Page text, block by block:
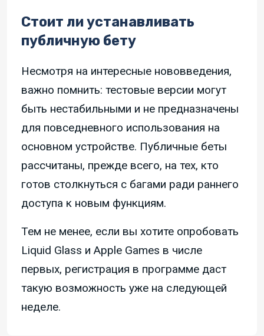
Стоит ли устанавливать
публичную бету
Несмотря на интересные нововведения,
важно помнить: тестовые версии могут
быть нестабильными и не предназначены
для повседневного использования на
основном устройстве. Публичные беты
рассчитаны, прежде всего, на тех, кто
готов столкнуться с багами ради раннего
доступа к новым функциям.
Тем не менее, если вы хотите опробовать
Liquid Glass и Apple Games в числе
первых, регистрация в программе даст
такую возможность уже на следующей
неделе.